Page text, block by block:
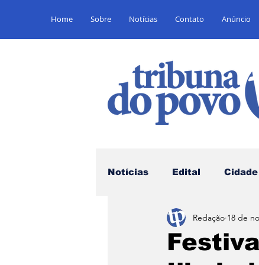
Home Sobre Notícias Contato Anúncio
Notícias Edital Cidade
Educação
Redação 18 de